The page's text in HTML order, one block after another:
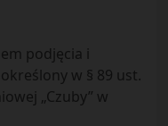
podjęcia i
w § 89 ust.
„Czuby” w